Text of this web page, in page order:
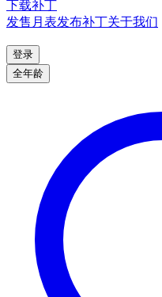
下载补丁
发售月表发布补丁关于我们
登录
全年龄